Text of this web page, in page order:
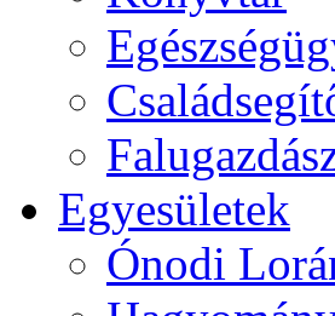
Egyesületek
Ónodi